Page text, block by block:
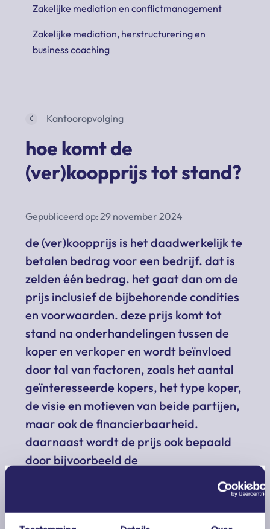
Zakelijke mediation en conflictmanagement
Zakelijke mediation, herstructurering en
business coaching
Kantooropvolging
hoe komt de
(ver)koopprijs tot stand?
Gepubliceerd op: 29 november 2024
de (ver)koopprijs is het daadwerkelijk te
betalen bedrag voor een bedrijf. dat is
zelden één bedrag. het gaat dan om de
prijs inclusief de bijbehorende condities
en voorwaarden. deze prijs komt tot
stand na onderhandelingen tussen de
koper en verkoper en wordt beïnvloed
door tal van factoren, zoals het aantal
geïnteresseerde kopers, het type koper,
de visie en motieven van beide partijen,
maar ook de financierbaarheid.
daarnaast wordt de prijs ook bepaald
door bijvoorbeeld de
onderhandelingsvaardigheden van de
economische motieven kunnen net zo